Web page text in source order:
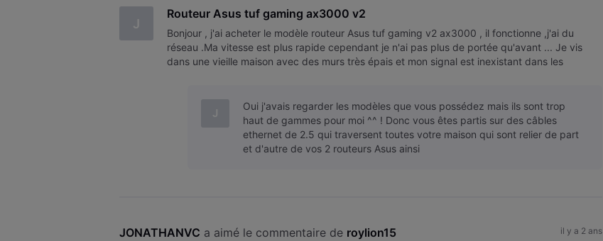
J
Routeur Asus tuf gaming ax3000 v2
Bonjour , j'ai acheter le modèle routeur Asus tuf gaming v2 ax3000 , il fonctionne ,j'ai du
réseau .Ma vitesse est plus rapide cependant je n'ai pas plus de portée qu'avant ... Je vis
dans une vieille maison avec des murs très épais et mon signal est inexistant dans les
J
Oui j'avais regarder les modèles que vous possédez mais ils sont trop
haut de gammes pour moi ^^ ! Donc vous êtes partis sur des câbles
ethernet de 2.5 qui traversent toutes votre maison qui sont relier de part
et d'autre de vos 2 routeurs Asus ainsi
JONATHANVC a aimé le commentaire de roylion15 il y a 2 ans